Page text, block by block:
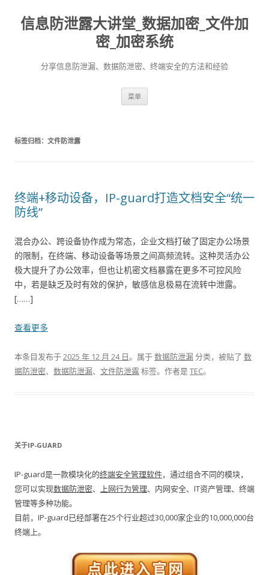
信息防泄露大讲堂_数据加密_文件加
密_加密系统
分享信息防泄漏、数据防泄密、终端安全的方法和经验
菜单
标签归档： 文件防泄露
终端+移动设备，IP-guard打造文档安全“统一
防线”
混合办公、跨设备协作成为常态，企业文档打破了固定办公场景
的限制，在终端、移动设备等场景之间高频流转。这种灵活办公
极大提升了办公效率，但也让机密文档暴露在更多不可控风险
中，若是缺乏及时有效的保护，敏感信息极易在流转中泄露。
[……]
查看更多
本条目发布于2025 年 12 月 24 日。属于数据防泄漏分类，被贴了 数
据防泄密、 数据防泄漏、 文件防泄露标签。 作者是TEC。
关于IP-GUARD
IP-guard是一款模块化的终端安全管理软件，通过组合不同的模块，
您可以实现数据防泄密、 上网行为管理、内网安全、IT资产管理、终端
管理等多种功能。
目前，IP-guard已经部署在25个行业超过30,000家企业的10,000,000台
终端上。